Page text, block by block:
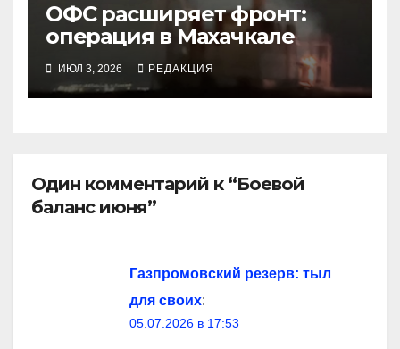
ОФС расширяет фронт:
операция в Махачкале
ИЮЛ 3, 2026 РЕДАКЦИЯ
Один комментарий к “Боевой
баланс июня”
Газпромовский резерв: тыл
для своих:
05.07.2026 в 17:53